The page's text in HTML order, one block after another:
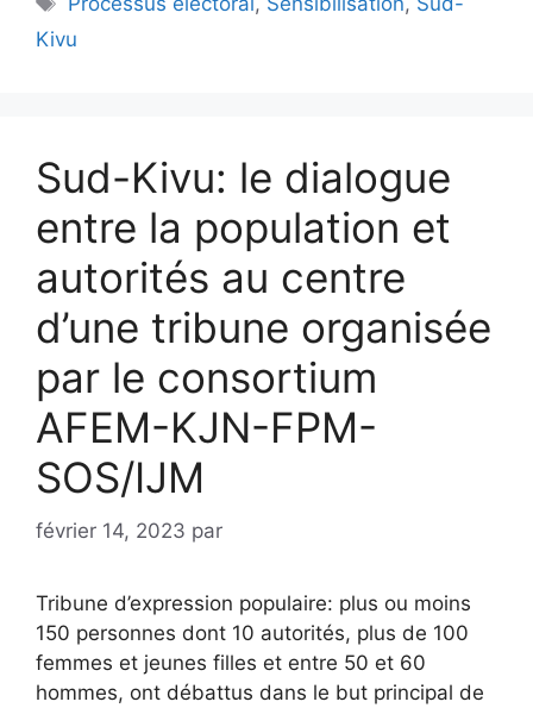
Kivu
Sud-Kivu: le dialogue
entre la population et
autorités au centre
d’une tribune organisée
par le consortium
AFEM-KJN-FPM-
SOS/IJM
février 14, 2023 par
Tribune d’expression populaire: plus ou moins
150 personnes dont 10 autorités, plus de 100
femmes et jeunes filles et entre 50 et 60
hommes, ont débattus dans le but principal de